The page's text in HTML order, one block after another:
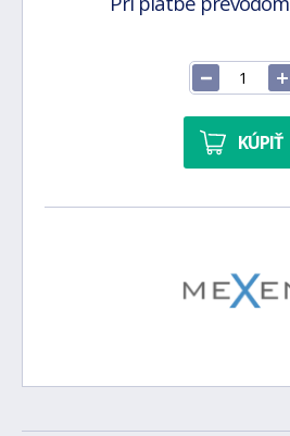
KÚPIŤ